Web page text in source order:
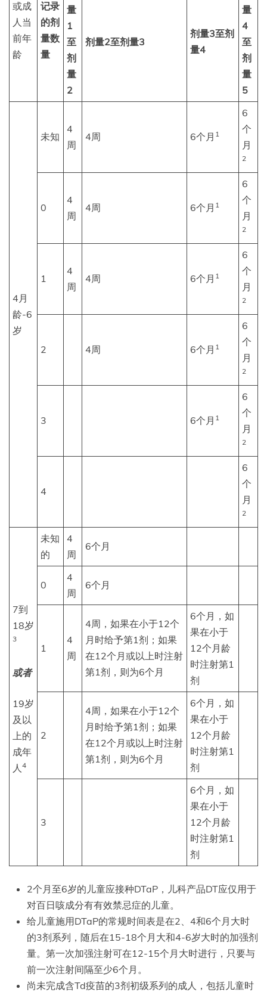
或成
人当
前年
龄
记录
的剂
量数
量
量
1
至
剂
量
2
剂量2至剂量3
剂量3至剂
量4
量
4
至
剂
量
5
4月
龄-6
岁
未知
4
周
4周 6个月 1
6
个
月
2
0
4
周
4周 6个月 1
6
个
月
2
1
4
周
4周 6个月 1
6
个
月
2
2 4周 6个月 1
6
个
月
2
3 6个月 1
6
个
月
2
4
6
个
月
2
7到
18岁
3
或者
19岁
及以
上的
成年
人 4
未知
的
4
周
6个月
0
4
周
6个月
1
4
周
4周，如果在小于12个
月时给予第1剂；如果
在12个月或以上时注射
第1剂，则为6个月
6个月，如
果在小于
12个月龄
时注射第1
剂
2
4周，如果在小于12个
月时给予第1剂；如果
在12个月或以上时注射
第1剂，则为6个月
6个月，如
果在小于
12个月龄
时注射第1
剂
3
6个月，如
果在小于
12个月龄
时注射第1
剂
2个月至6岁的儿童应接种DTaP，儿科产品DT应仅用于
对百日咳成分有有效禁忌症的儿童。
给儿童施用DTaP的常规时间表是在2、4和6个月大时
的3剂系列，随后在15-18个月大和4-6岁大时的加强剂
量。第一次加强注射可在12-15个月大时进行，只要与
前一次注射间隔至少6个月。
尚未完成含Td疫苗的3剂初级系列的成人，包括儿童时